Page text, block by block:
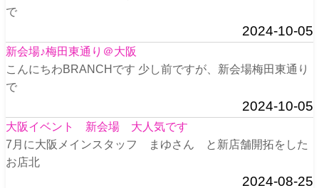
で
2024-10-05
新会場♪梅田東通り＠大阪
こんにちわBRANCHです 少し前ですが、新会場梅田東通り
で
2024-10-05
大阪イベント 新会場 大人気です
7月に大阪メインスタッフ まゆさん と新店舗開拓をした
お店北
2024-08-25